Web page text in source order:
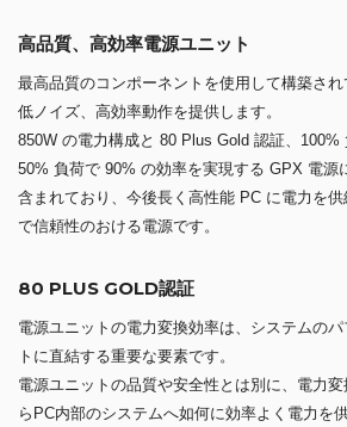
高品質、高効率電源ユニット
最高品質のコンポーネントを使用して構築され
低ノイズ、高効率動作を提供します。
850W の電力構成と 80 Plus Gold 認証、100%
50% 負荷で 90% の効率を実現する GPX 電源
含まれており、今後長く高性能 PC に電力を
で信頼性のおける電源です。
80 PLUS GOLD認証
電源ユニットの電力変換効率は、システムの
トに直結する重要な要素です。
電源ユニットの品質や安全性とは別に、電力
らPC内部のシステムへ如何に効率よく電力を